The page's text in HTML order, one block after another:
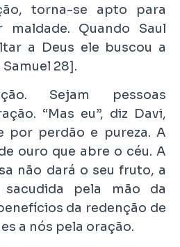
torna-se apto para
maldade. Quando Saul
a Deus ele buscou a
28].
Sejam pessoas
“Mas eu”, diz Davi,
por perdão e pureza. A
ouro que abre o céu. A
não dará o seu fruto, a
pela mão da
da redenção de
a nós pela oração.